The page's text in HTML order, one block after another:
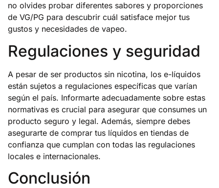
no olvides probar diferentes sabores y proporciones
de VG/PG para descubrir cuál satisface mejor tus
gustos y necesidades de vapeo.
Regulaciones y seguridad
A pesar de ser productos sin nicotina, los e-líquidos
están sujetos a regulaciones específicas que varían
según el país. Informarte adecuadamente sobre estas
normativas es crucial para asegurar que consumes un
producto seguro y legal. Además, siempre debes
asegurarte de comprar tus líquidos en tiendas de
confianza que cumplan con todas las regulaciones
locales e internacionales.
Conclusión